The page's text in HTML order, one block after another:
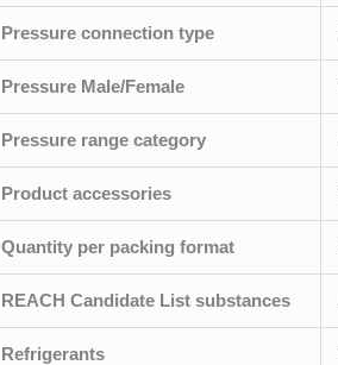
Pressure connection type
Pressure Male/Female
Pressure range category
Product accessories
Quantity per packing format
REACH Candidate List substances
Refrigerants